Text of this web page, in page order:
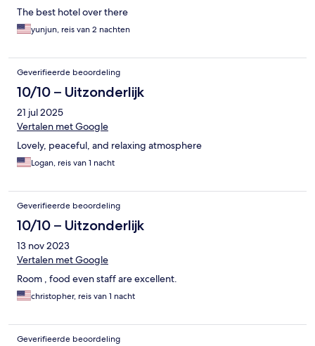
The best hotel over there
yunjun, reis van 2 nachten
Geverifieerde beoordeling
10/10 – Uitzonderlijk
21 jul 2025
Vertalen met Google
Lovely, peaceful, and relaxing atmosphere
Logan, reis van 1 nacht
Geverifieerde beoordeling
10/10 – Uitzonderlijk
13 nov 2023
Vertalen met Google
Room , food even staff are excellent.
christopher, reis van 1 nacht
Geverifieerde beoordeling